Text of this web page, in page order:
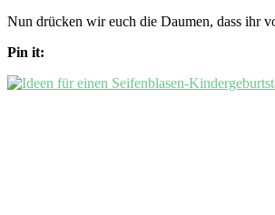
Nun drücken wir euch die Daumen, dass ihr
Pin it: